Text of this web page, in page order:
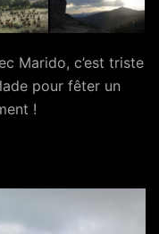
Marido, c’est triste
pour fêter un
!